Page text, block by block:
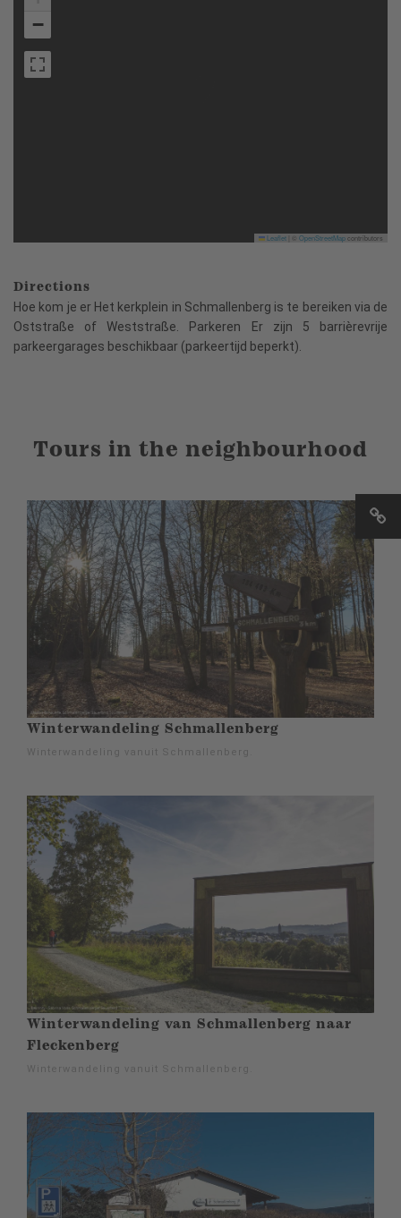
−
Leaflet OpenStreetMapcontributors
Directions
Hoe kom je er Het kerkplein in Schmallenberg is te bereiken via de
Oststraße of Weststraße. Parkeren Er zijn 5 barrièrevrije
parkeergarages beschikbaar (parkeertijd beperkt).
Tours in the neighbourhood
Winterwandeling Schmallenberg
Winterwandeling vanuit Schmallenberg.
Winterwandeling van Schmallenberg naar
Fleckenberg
Winterwandeling vanuit Schmallenberg.